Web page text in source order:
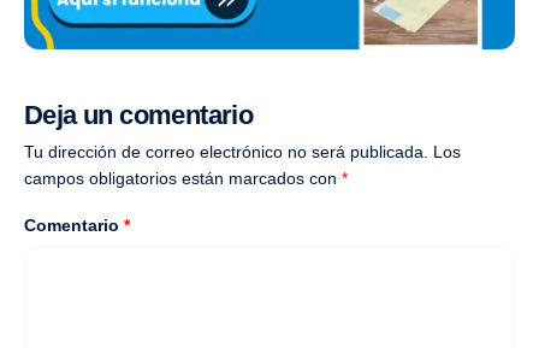
Deja un comentario
Tu dirección de correo electrónico no será publicada. Los
campos obligatorios están marcados con *
Comentario *